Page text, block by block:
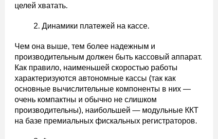
целей хватать.
Динамики платежей на кассе.
Чем она выше, тем более надежным и
производительным должен быть кассовый аппарат.
Как правило, наименьшей скоростью работы
характеризуются автономные кассы (так как
основные вычислительные компоненты в них —
очень компактны и обычно не слишком
производительны), наибольшей — модульные ККТ
на базе премиальных фискальных регистраторов.